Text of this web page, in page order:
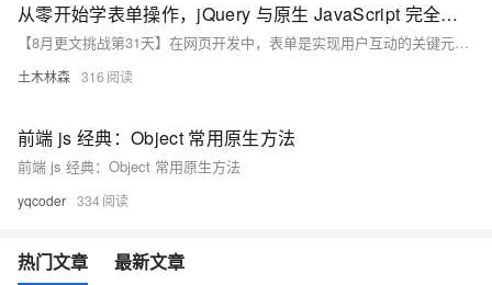
从零开始学表单操作，jQuery 与原生 JavaScript 完全指南，带你轻松掌握网页交互关键！
【8月更文挑战第31天】在网页开发中，表单是实现用户互动的关键元素。无论是收集信息、提交数据还是验证输入，都需要对表单进行有效操作。本文档介绍了如何使用原生 JavaScript 和 jQuery 操作表单，包括获取表单元素、读写表单值、处理表单提交及验证等核心功能。jQuery 提供了更简洁的语法和更好的兼容性，但原生 JavaScript 在性能上有优势。选择合适的方法取决于项目需求和个人偏好。下面通过具体示例展示了两种方式的操作方法。
土木林森 316
前端 js 经典：Object 常用原生方法
前端 js 经典：Object 常用原生方法
yqcoder 334
热门文章 最新文章